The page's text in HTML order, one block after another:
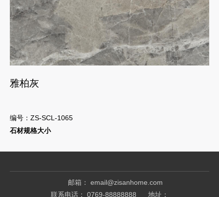
雅柏灰
编号：ZS-SCL-1065
石材规格大小
邮箱： email@zisanhome.com
联系电话： 0769-88888888
地址：